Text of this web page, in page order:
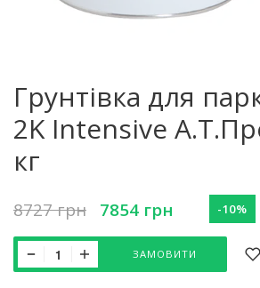
Грунтівка для
2K Intensive
кг
8727грн 7854 грн -10%
ЗАМОВИТИ